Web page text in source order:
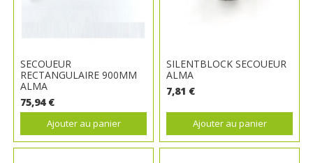
SECOUEUR
RECTANGULAIRE 900MM
ALMA
75,94 €
Ajouter au panier
SILENTBLOCK SECOUEUR
ALMA
7,81 €
Ajouter au panier